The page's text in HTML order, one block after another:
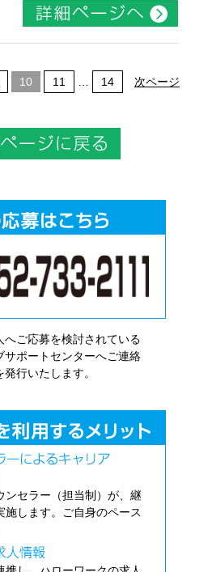
10 11 14 次ページ
へご応募を検討されている
サポートセンターへご連絡
行いたします。
ンセラー（担当制）が、継
施します。ご自身のペース